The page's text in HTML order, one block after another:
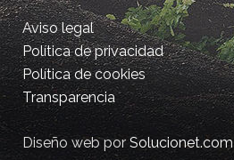
Aviso legal
Política de privacidad
Política de cookies
Transparencia
Diseño web porSolucionet.com